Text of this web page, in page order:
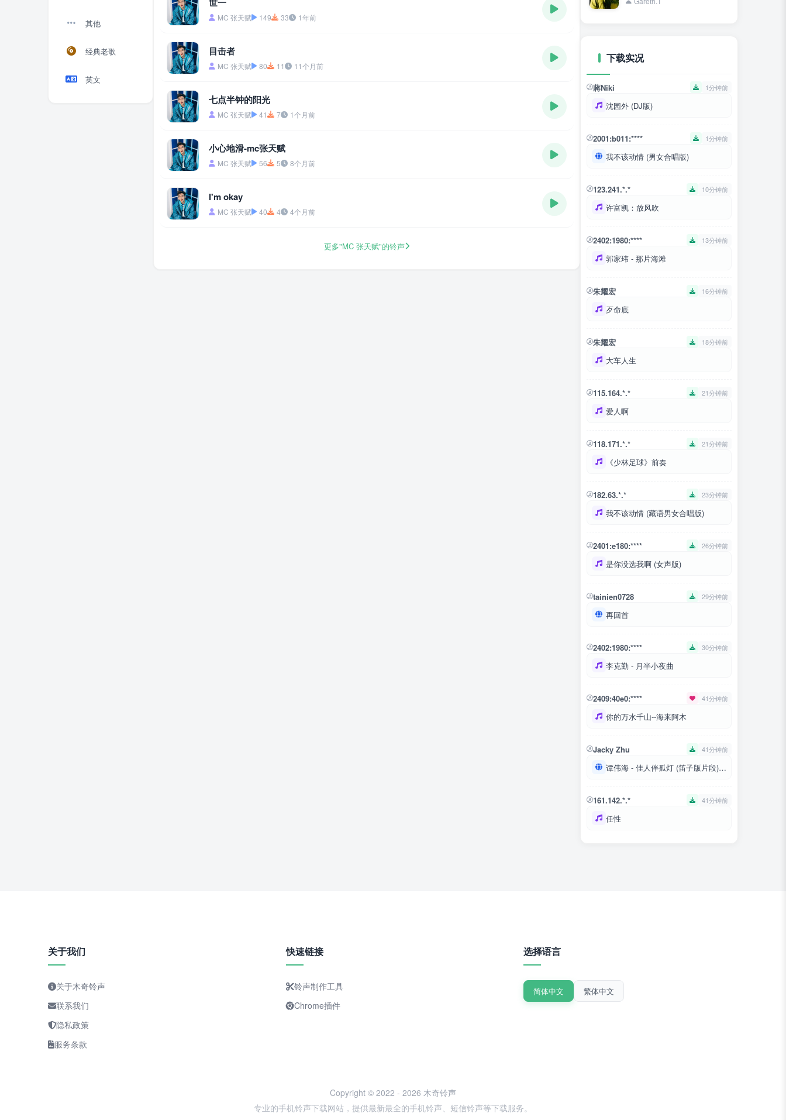
其他
经典老歌
英文
MC 张天赋 149 33 1年前
目击者
MC 张天赋 80 11 11个月前
七点半钟的阳光
MC 张天赋 41 7 1个月前
小心地滑-mc张天赋
MC 张天赋 56 5 8个月前
I'm okay
MC 张天赋 40 4 4个月前
更多"MC 张天赋"的铃声
下载实况
蔣Niki 1分钟前
沈园外 (DJ版)
2001:b011:**** 1分钟前
我不该动情 (男女合唱版)
123.241.*.* 10分钟前
许富凯：放风吹
2402:1980:**** 13分钟前
郭家玮 - 那片海滩
朱耀宏 16分钟前
歹命底
朱耀宏 18分钟前
大车人生
115.164.*.* 21分钟前
爱人啊
118.171.*.* 21分钟前
《少林足球》前奏
182.63.*.* 23分钟前
我不该动情 (藏语男女合唱版)
2401:e180:**** 26分钟前
是你没选我啊 (女声版)
tainien0728 29分钟前
再回首
2402:1980:**** 30分钟前
李克勤 - 月半小夜曲
2409:40e0:**** 41分钟前
你的万水千山--海来阿木
Jacky Zhu 41分钟前
谭伟海 - 佳人伴孤灯 (笛子版片段)-大帅印
161.142.*.* 41分钟前
任性
关于我们
关于木奇铃声
联系我们
隐私政策
服务条款
快速链接
铃声制作工具
Chrome插件
选择语言
简体中文 繁体中文
Copyright © 2022 - 2026 木奇铃声
专业的手机铃声下载网站，提供最新最全的手机铃声、短信铃声等下载服务。